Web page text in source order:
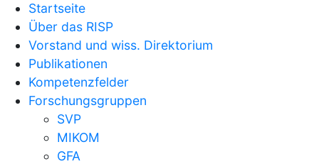
Startseite
Über das RISP
Vorstand und wiss. Direktorium
Publikationen
Kompetenzfelder
Forschungsgruppen
SVP
MIKOM
GFA